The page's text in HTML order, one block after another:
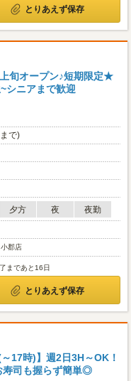
とりあえず保存
旬オープン♪短期限定★
シニアまで歓迎
で)
夕方 夜
夜勤
郡店
まであと16日
とりあえず保存
17時)】週2日3H～OK！
寿司も握らず簡単◎